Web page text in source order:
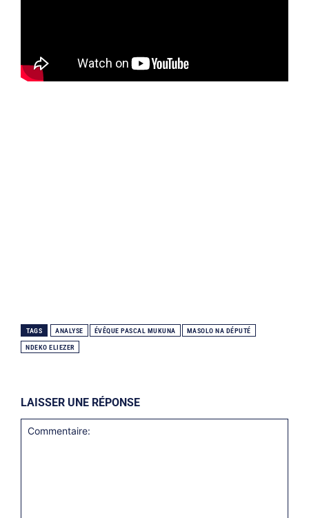
TAGS ANALYSE ÉVÊQUE PASCAL MUKUNA MASOLO NA DÉPUTÉ
NDEKO ELIEZER
LAISSER UNE RÉPONSE